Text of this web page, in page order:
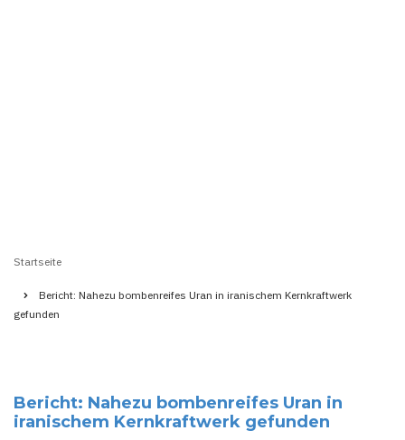
Startseite
Bericht: Nahezu bombenreifes Uran in iranischem Kernkraftwerk
gefunden
Bericht: Nahezu bombenreifes Uran in
iranischem Kernkraftwerk gefunden